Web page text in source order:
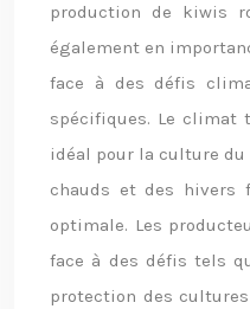
production de kiwis
également en
face à des défis
spécifiques. Le climat
idéal pour la culture
chauds et des hivers
optimale. Les
face à des défis tels
protection des